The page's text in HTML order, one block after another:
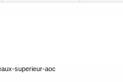
superieur-aoc